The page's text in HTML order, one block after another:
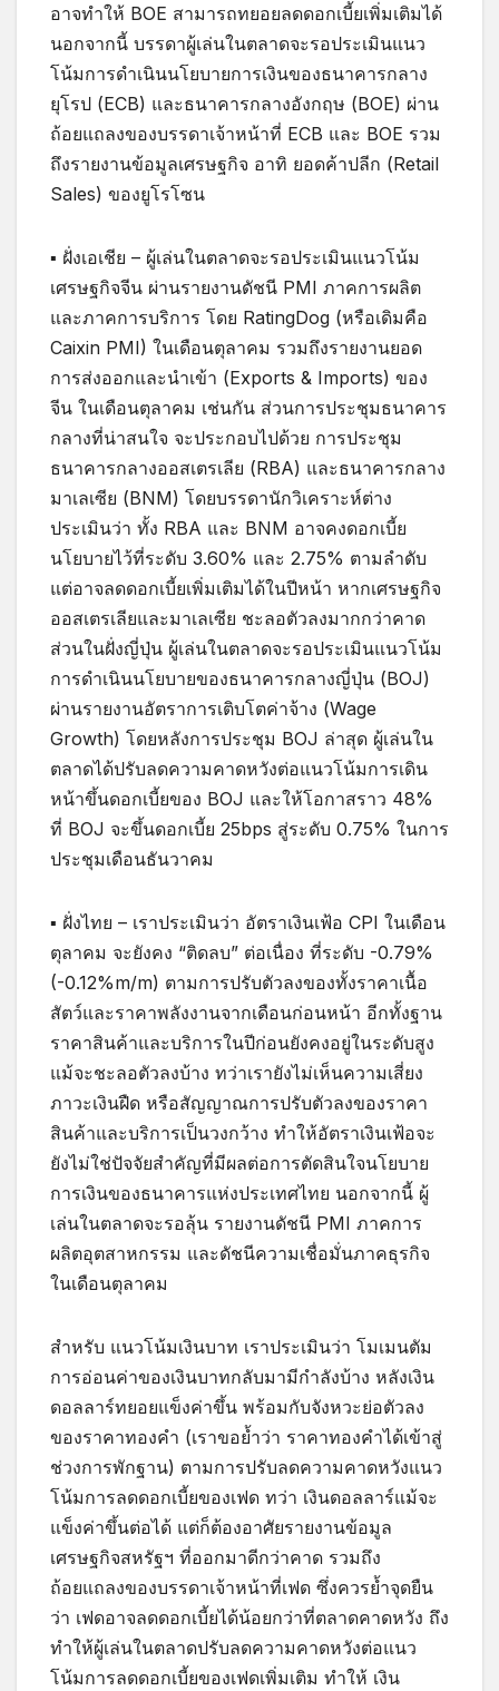
อาจทำให้ BOE สามารถทยอยลดดอกเบี้ยเพิ่มเติมได้
นอกจากนี้ บรรดาผู้เล่นในตลาดจะรอประเมินแนว
โน้มการดำเนินนโยบายการเงินของธนาคารกลาง
ยุโรป (ECB) และธนาคารกลางอังกฤษ (BOE) ผ่าน
ถ้อยแถลงของบรรดาเจ้าหน้าที่ ECB และ BOE รวม
ถึงรายงานข้อมูลเศรษฐกิจ อาทิ ยอดค้าปลีก (Retail
Sales) ของยูโรโซน
▪ ฝั่งเอเชีย – ผู้เล่นในตลาดจะรอประเมินแนวโน้ม
เศรษฐกิจจีน ผ่านรายงานดัชนี PMI ภาคการผลิต
และภาคการบริการ โดย RatingDog (หรือเดิมคือ
Caixin PMI) ในเดือนตุลาคม รวมถึงรายงานยอด
การส่งออกและนำเข้า (Exports & Imports) ของ
จีน ในเดือนตุลาคม เช่นกัน ส่วนการประชุมธนาคาร
กลางที่น่าสนใจ จะประกอบไปด้วย การประชุม
ธนาคารกลางออสเตรเลีย (RBA) และธนาคารกลาง
มาเลเซีย (BNM) โดยบรรดานักวิเคราะห์ต่าง
ประเมินว่า ทั้ง RBA และ BNM อาจคงดอกเบี้ย
นโยบายไว้ที่ระดับ 3.60% และ 2.75% ตามลำดับ
แต่อาจลดดอกเบี้ยเพิ่มเติมได้ในปีหน้า หากเศรษฐกิจ
ออสเตรเลียและมาเลเซีย ชะลอตัวลงมากกว่าคาด
ส่วนในฝั่งญี่ปุ่น ผู้เล่นในตลาดจะรอประเมินแนวโน้ม
การดำเนินนโยบายของธนาคารกลางญี่ปุ่น (BOJ)
ผ่านรายงานอัตราการเติบโตค่าจ้าง (Wage
Growth) โดยหลังการประชุม BOJ ล่าสุด ผู้เล่นใน
ตลาดได้ปรับลดความคาดหวังต่อแนวโน้มการเดิน
หน้าขึ้นดอกเบี้ยของ BOJ และให้โอกาสราว 48%
ที่ BOJ จะขึ้นดอกเบี้ย 25bps สู่ระดับ 0.75% ในการ
ประชุมเดือนธันวาคม
▪ ฝั่งไทย – เราประเมินว่า อัตราเงินเฟ้อ CPI ในเดือน
ตุลาคม จะยังคง “ติดลบ” ต่อเนื่อง ที่ระดับ -0.79%
(-0.12%m/m) ตามการปรับตัวลงของทั้งราคาเนื้อ
สัตว์และราคาพลังงานจากเดือนก่อนหน้า อีกทั้งฐาน
ราคาสินค้าและบริการในปีก่อนยังคงอยู่ในระดับสูง
แม้จะชะลอตัวลงบ้าง ทว่าเรายังไม่เห็นความเสี่ยง
ภาวะเงินฝืด หรือสัญญาณการปรับตัวลงของราคา
สินค้าและบริการเป็นวงกว้าง ทำให้อัตราเงินเฟ้อจะ
ยังไม่ใช่ปัจจัยสำคัญที่มีผลต่อการตัดสินใจนโยบาย
การเงินของธนาคารแห่งประเทศไทย นอกจากนี้ ผู้
เล่นในตลาดจะรอลุ้น รายงานดัชนี PMI ภาคการ
ผลิตอุตสาหกรรม และดัชนีความเชื่อมั่นภาคธุรกิจ
ในเดือนตุลาคม
สำหรับ แนวโน้มเงินบาท เราประเมินว่า โมเมนตัม
การอ่อนค่าของเงินบาทกลับมามีกำลังบ้าง หลังเงิน
ดอลลาร์ทยอยแข็งค่าขึ้น พร้อมกับจังหวะย่อตัวลง
ของราคาทองคำ (เราขอย้ำว่า ราคาทองคำได้เข้าสู่
ช่วงการพักฐาน) ตามการปรับลดความคาดหวังแนว
โน้มการลดดอกเบี้ยของเฟด ทว่า เงินดอลลาร์แม้จะ
แข็งค่าขึ้นต่อได้ แต่ก็ต้องอาศัยรายงานข้อมูล
เศรษฐกิจสหรัฐฯ ที่ออกมาดีกว่าคาด รวมถึง
ถ้อยแถลงของบรรดาเจ้าหน้าที่เฟด ซึ่งควรย้ำจุดยืน
ว่า เฟดอาจลดดอกเบี้ยได้น้อยกว่าที่ตลาดคาดหวัง ถึง
ทำให้ผู้เล่นในตลาดปรับลดความคาดหวังต่อแนว
โน้มการลดดอกเบี้ยของเฟดเพิ่มเติม ทำให้ เงิน